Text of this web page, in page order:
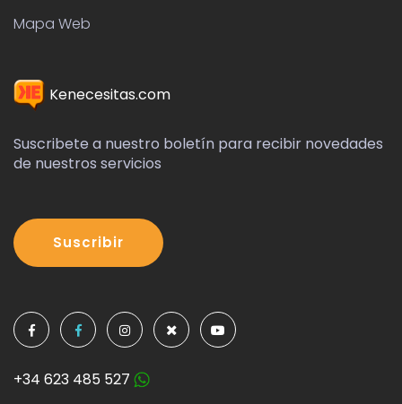
Mapa Web
Kenecesitas.com
Suscribete a nuestro boletín para recibir novedades
de nuestros servicios
Suscribir
+34 623 485 527